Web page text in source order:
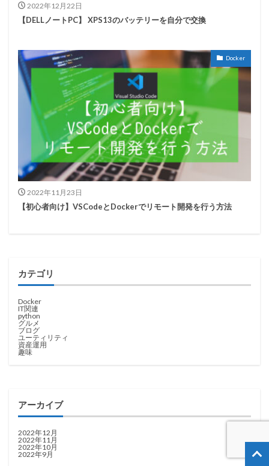
2022年12月22日
【DELLノートPC】 XPS13のバッテリーを自分で交換
Docker
2022年11月23日
【初心者向け】VSCodeとDockerでリモート開発を行う方法
カテゴリ
Docker
IT関連
python
グルメ
ブログ
ユーティリティ
資産運用
趣味
アーカイブ
2022年12月
2022年11月
2022年10月
2022年9月